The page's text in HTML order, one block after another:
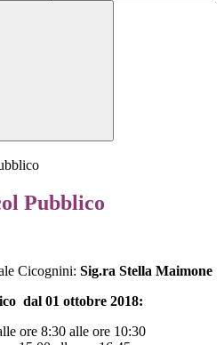
Pubblico
Cicognini: Sig.ra Stella Maimone
dal 01 ottobre 2018:
ore 8:30 alle ore 10:30